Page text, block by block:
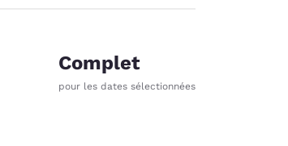
Complet
pour les dates sélectionnées